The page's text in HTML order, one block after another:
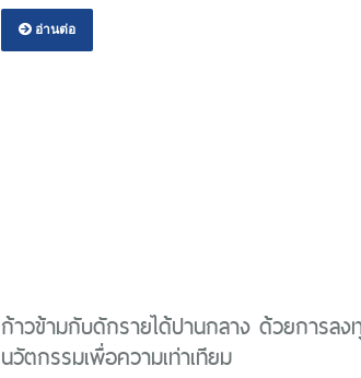
อ่านต่อ
ก้าวข้ามกับดักรายได้ปานกลาง ด้วยการลง
นวัตกรรมเพื่อความเท่าเทียม